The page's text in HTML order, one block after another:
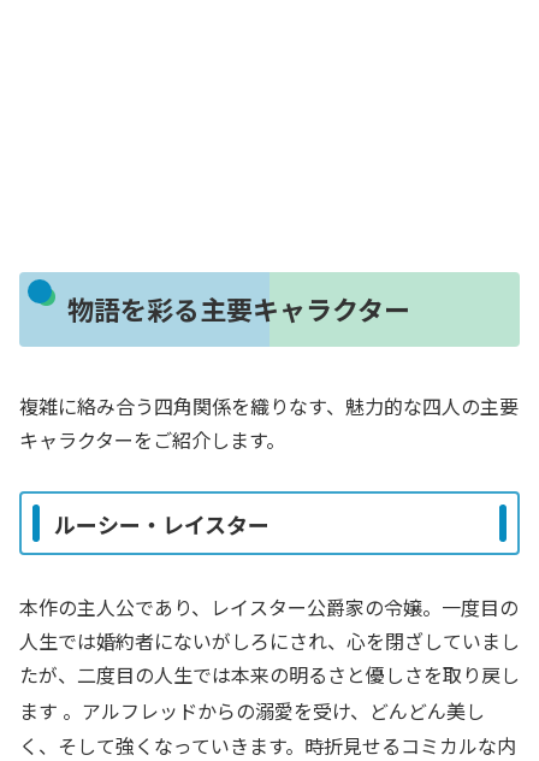
物語を彩る主要キャラクター
複雑に絡み合う四角関係を織りなす、魅力的な四人の主要
キャラクターをご紹介します。
ルーシー・レイスター
本作の主人公であり、レイスター公爵家の令嬢。一度目の
人生では婚約者にないがしろにされ、心を閉ざしていまし
たが、二度目の人生では本来の明るさと優しさを取り戻し
ます 。アルフレッドからの溺愛を受け、どんどん美し
く、そして強くなっていきます。時折見せるコミカルな内